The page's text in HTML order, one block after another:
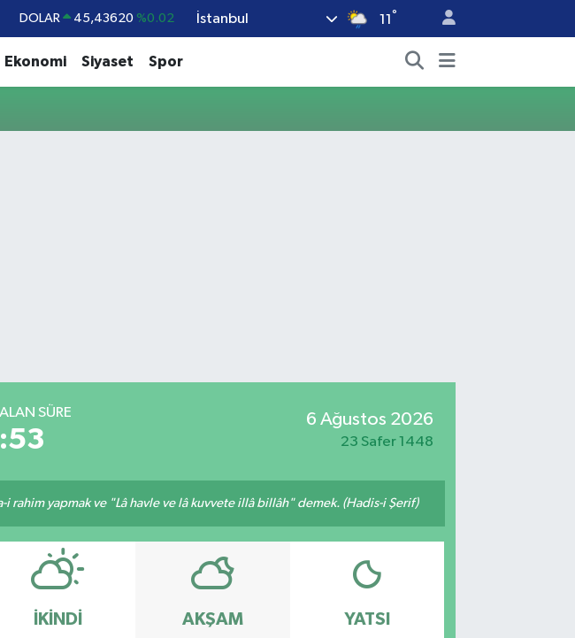
DOLAR 45,43620 %0.02 İstanbul 11 °
Ekonomi Siyaset Spor
SÜRE 6 Ağustos 2026
23 Safer 1448
rahim yapmak ve "Lâ havle ve lâ kuvvete illâ billâh" demek. (Hadis-i Şerif)
İKINDI AKŞAM YATSI